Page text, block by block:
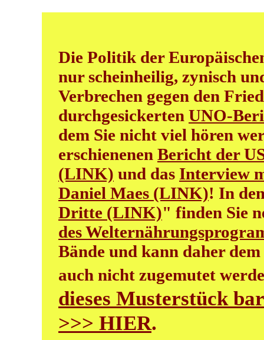
Die Politik der
nur scheinheilig, zynisch
Verbrechen gegen den
durchgesickerten UNO-
dem Sie nicht viel hören
erschienenen Bericht der
(LINK) und das Interview
Daniel Maes (LINK)! In
Dritte (LINK)" finden Sie
des
Bände und kann daher
auch nicht zugemutet
dieses Musterstück
>>> HIER.